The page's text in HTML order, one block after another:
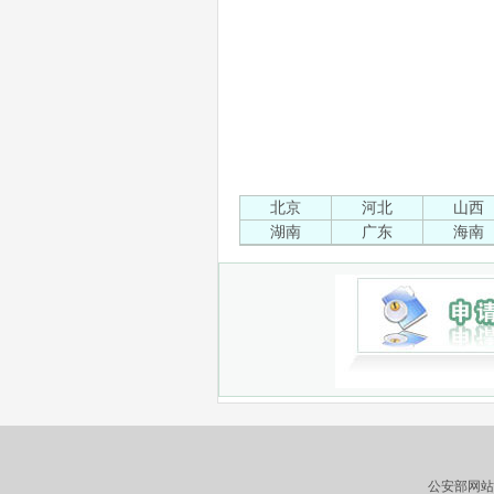
北京 河北
山西
湖南
广东 海南